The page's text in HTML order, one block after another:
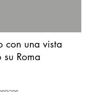
con una vista
Roma